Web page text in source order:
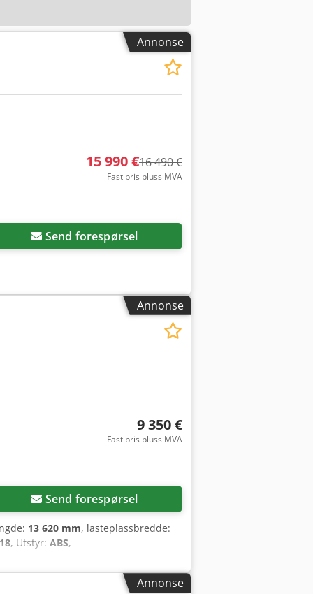
Annonse
15 990 €16 490 €
Fast pris pluss MVA
Send forespørsel
Annonse
9 350 €
Fast pris pluss MVA
Send forespørsel
13 620 mm, lasteplassbredde:
, Utstyr: ABS,
Annonse